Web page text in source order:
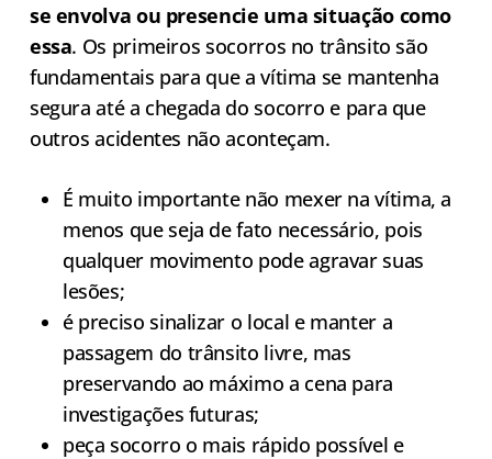
se envolva ou presencie uma situação como
essa. Os primeiros socorros no trânsito são
fundamentais para que a vítima se mantenha
segura até a chegada do socorro e para que
outros acidentes não aconteçam.
É muito importante não mexer na vítima, a
menos que seja de fato necessário, pois
qualquer movimento pode agravar suas
lesões;
é preciso sinalizar o local e manter a
passagem do trânsito livre, mas
preservando ao máximo a cena para
investigações futuras;
peça socorro o mais rápido possível e